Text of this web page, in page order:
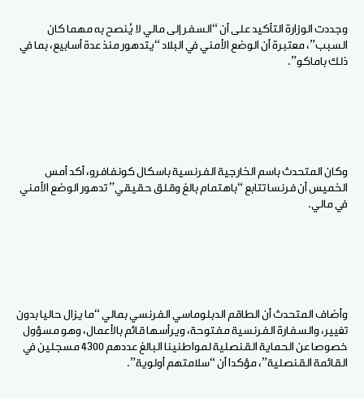
وجددت الوزارة التأكيد على أن “السفر إلى مالي لا يُنصح به مهما كان
السبب”، معتبرة أن الوضع الأمني في البلاد “يتدهور منذ عدة أسابيع، بما في
ذلك باماكو”.
وكان المتحدث باسم الخارجية الفرنسية باسكال كونفافرو، أكد أمس
الخميس أن فرنسا تتابع “باهتمام بالغ وقلق حقيقي” تدهور الوضع الأمني
في مالي.
وأضاف المتحدث أن الطاقم الدبلوماسي الفرنسي بمالي “ما يزال حاليا بدون
تغيير، والسفارة الفرنسية مفتوحة، ويرأسها قائم بالأعمال، وهو مسؤول
خصوصا عن الحماية القنصلية لمواطنينا البالغ عددهم 4300 مسجلين في
القائمة القنصلية”، مؤكدا أن “سلامتهم أولوية”.